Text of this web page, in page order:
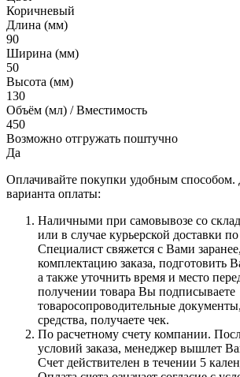
Коричневый
Длина (мм)
90
Ширина (мм)
50
Высота (мм)
130
Объём (мл) / Вместимость
450
Возможно отгружать поштучно
Да
Оплачивайте покупки удобным способом.
варианта оплаты:
Наличными при самовывозе со
или в случае курьерской доставки
Специалист свяжется с Вами
комплектацию заказа, подготовить
а также уточнить время и место
получении товара Вы подписываете
товаросопроводительные
средства, получаете чек.
По расчетному счету компании.
условий заказа, менеджер вышлет
Счет действителен в течении 5